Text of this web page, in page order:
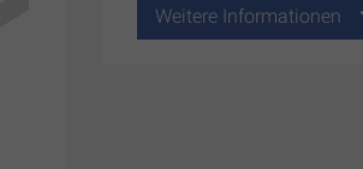
Weitere Informationen